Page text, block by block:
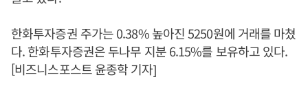
한화투자증권 주가는 0.38% 높아진 5250원에 거래를 마쳤
다. 한화투자증권은 두나무 지분 6.15%를 보유하고 있다.
[비즈니스포스트 윤종학 기자]